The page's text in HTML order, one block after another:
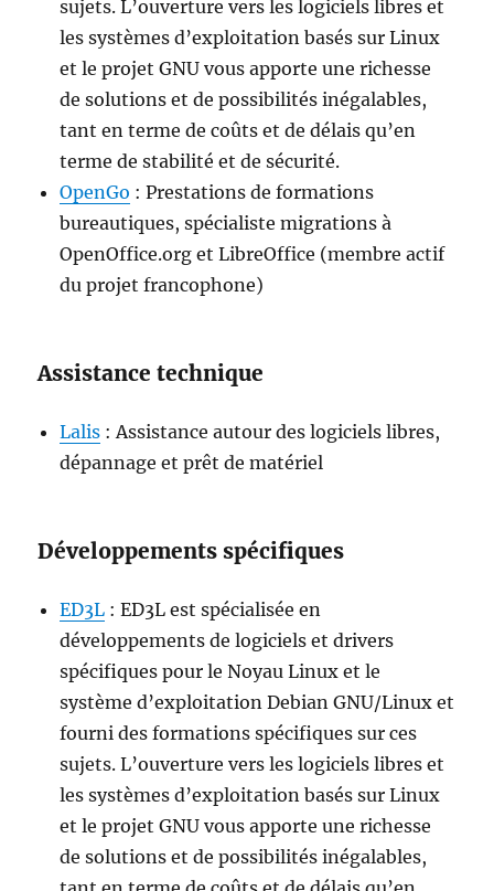
sujets. L’ouverture vers les logiciels libres et
les systèmes d’exploitation basés sur Linux
et le projet GNU vous apporte une richesse
de solutions et de possibilités inégalables,
tant en terme de coûts et de délais qu’en
terme de stabilité et de sécurité.
OpenGo : Prestations de formations
bureautiques, spécialiste migrations à
OpenOffice.org et LibreOffice (membre actif
du projet francophone)
Assistance technique
Lalis : Assistance autour des logiciels libres,
dépannage et prêt de matériel
Développements spécifiques
ED3L : ED3L est spécialisée en
développements de logiciels et drivers
spécifiques pour le Noyau Linux et le
système d’exploitation Debian GNU/Linux et
fourni des formations spécifiques sur ces
sujets. L’ouverture vers les logiciels libres et
les systèmes d’exploitation basés sur Linux
et le projet GNU vous apporte une richesse
de solutions et de possibilités inégalables,